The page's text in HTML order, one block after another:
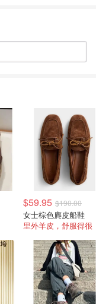
$59.95 $190.00
女士棕色麂皮船鞋
里外羊皮，舒服得很